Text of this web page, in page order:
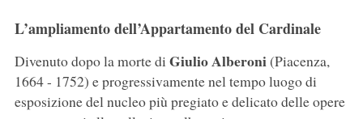
L’ampliamento dell’Appartamento del Cardinale
Divenuto dopo la morte di Giulio Alberoni(Piacenza,
1664 - 1752) e progressivamente nel tempo luogo di
esposizione del nucleo più pregiato e delicato delle opere